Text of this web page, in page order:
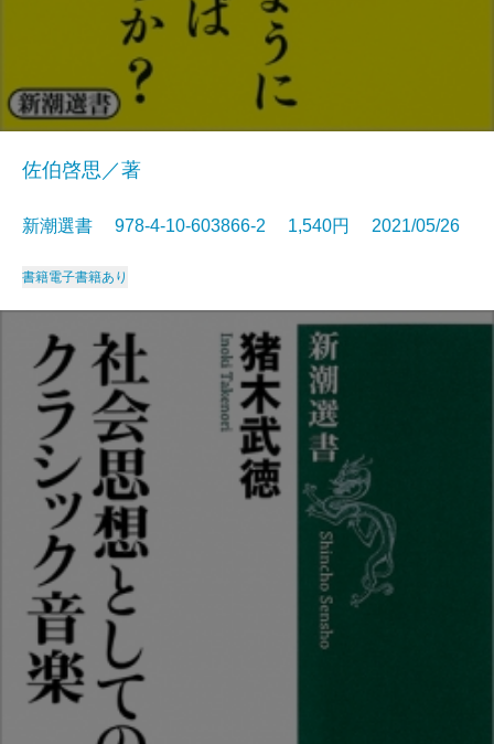
佐伯啓思／著
新潮選書 978-4-10-603866-2 1,540円 2021/05/26
書籍電子書籍あり